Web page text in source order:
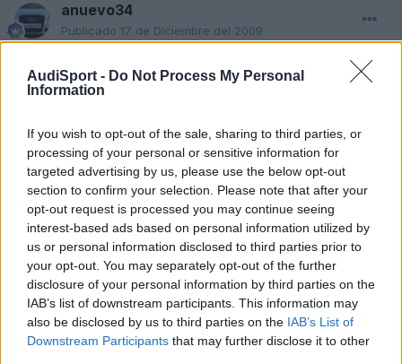
AudiSport - Do Not Process My Personal
Information
If you wish to opt-out of the sale, sharing to third parties, or
processing of your personal or sensitive information for
targeted advertising by us, please use the below opt-out
section to confirm your selection. Please note that after your
opt-out request is processed you may continue seeing
interest-based ads based on personal information utilized by
us or personal information disclosed to third parties prior to
your opt-out. You may separately opt-out of the further
disclosure of your personal information by third parties on the
IAB’s list of downstream participants. This information may
also be disclosed by us to third parties on the IAB’s List of
Downstream Participants that may further disclose it to other
anuevo34
Publicado 17 de Diciembre del 2009
Bielsa, yo tb te lo confirmo. En mi coche llevo el Parrot 3100 (el
que lleva pantalla) y hace la función mute cuando entra una
Cuando compré el coche ya venía puesto, con lo cual no sé
como se instalará, pero seguro que en cualquier taller que se
dediquen a estos menesteres no tendrás ningun problema.
Un saludo
Responder
bielsa
Publicado17 de Diciembre del 2009